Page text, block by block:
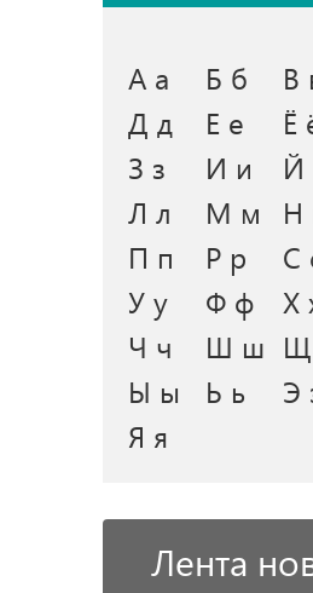
А а Б б В
Д д
Е е Ё
З з
И и Й
Л л
М м Н
П п
Р р С
У у
Ф ф Х
Ч ч
Ш ш
Ы ы
Ь ь Э
Я я
Лента